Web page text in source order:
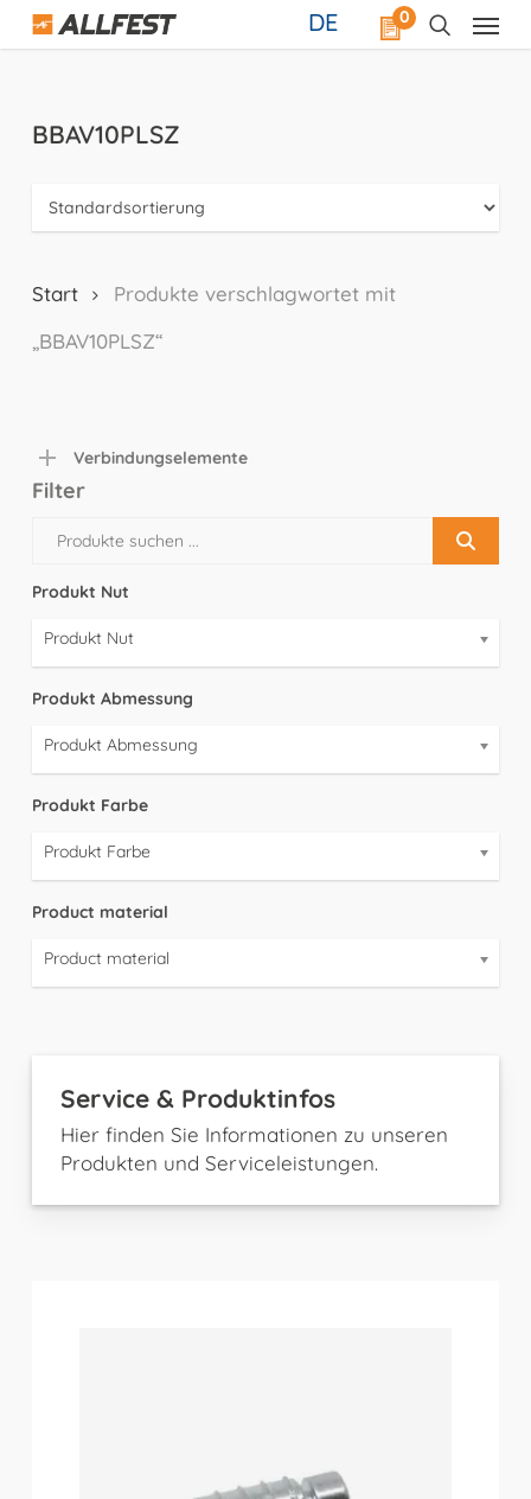
Skip
0
DE
BBAV10PLSZ
Start
Produkte verschlagwortet mit
„BBAV10PLSZ“
Verbindungselemente
Filter
Produkt Nut
Produkt Nut
Produkt Abmessung
Produkt Abmessung
Produkt Farbe
Produkt Farbe
Product material
Product material
Service & Produktinfos
Hier finden Sie Informationen zu unseren
Produkten und Serviceleistungen.